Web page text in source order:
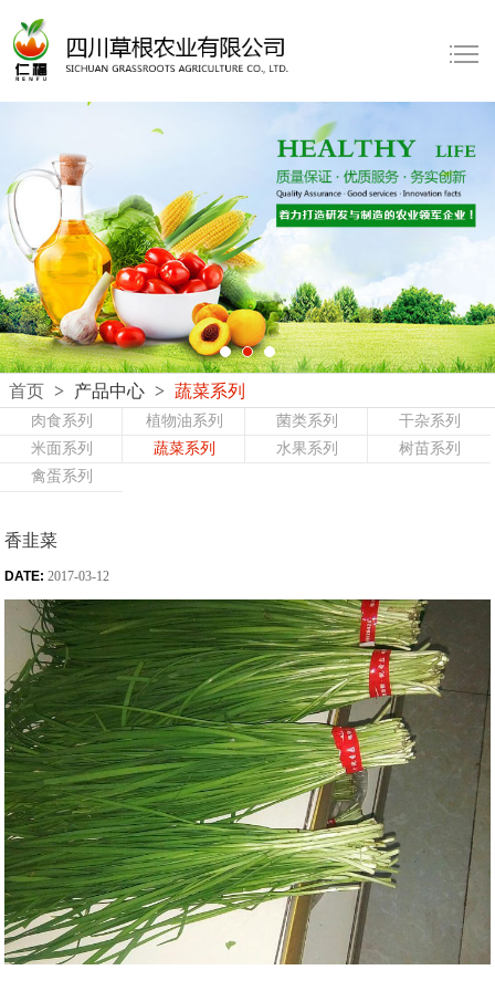
首页 > 产品中心 > 蔬菜系列
肉食系列 植物油系列 菌类系列
干杂系列
米面系列
蔬菜系列 水果系列
树苗系列
禽蛋系列
香韭菜
DATE: 2017-03-12